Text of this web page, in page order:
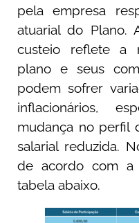
pela empresa
atuarial do Plano.
custeio reflete a
plano e seus
podem sofrer
inflacionários,
mudança no perfil
salarial reduzida.
de acordo com a
tabela abaixo.